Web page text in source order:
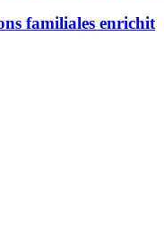
familiales enrichit